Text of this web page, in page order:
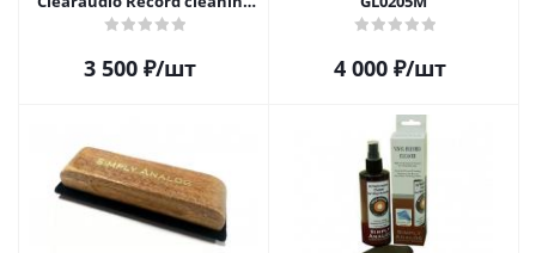
brush
3 500₽/шт 4 000₽/шт